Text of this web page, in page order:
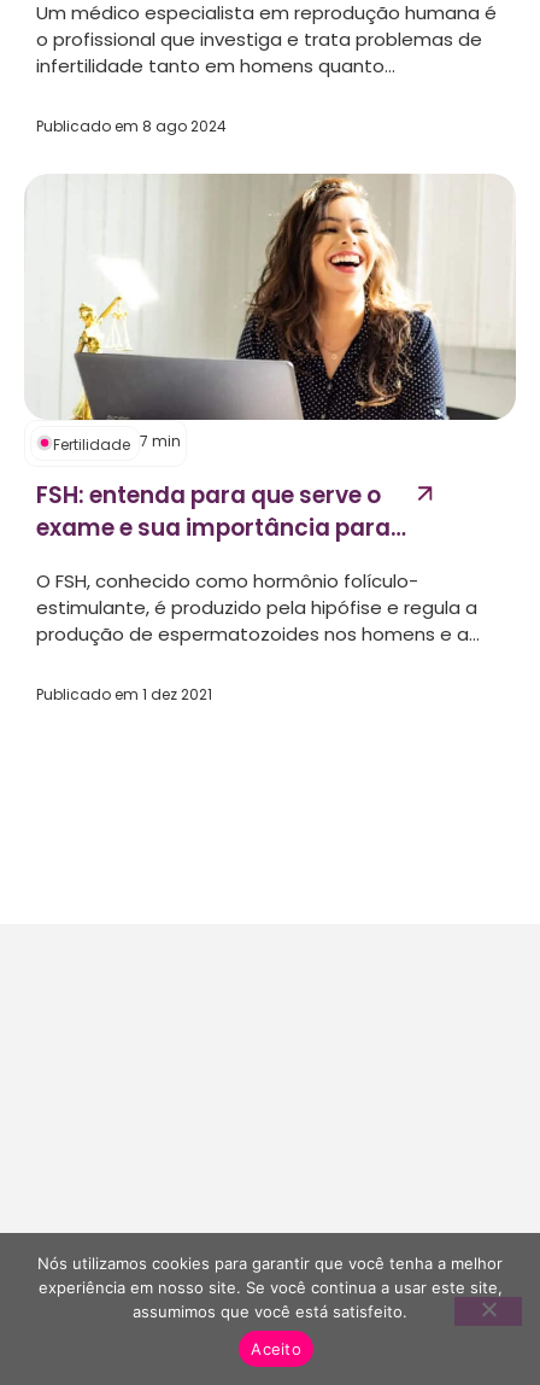
profissional...
Um médico especialista em reprodução humana é
o profissional que investiga e trata problemas de
infertilidade tanto em homens quanto...
Publicado em 8 ago 2024
Fertilidade 7 min
FSH: entenda para que serve o
exame e sua importância para
O FSH, conhecido como hormônio folículo-
estimulante, é produzido pela hipófise e regula a
produção de espermatozoides nos homens e a...
Publicado em 1 dez 2021
Nós utilizamos cookies para garantir que você tenha a melhor
experiência em nosso site. Se você continua a usar este site,
assumimos que você está satisfeito.
Aceito